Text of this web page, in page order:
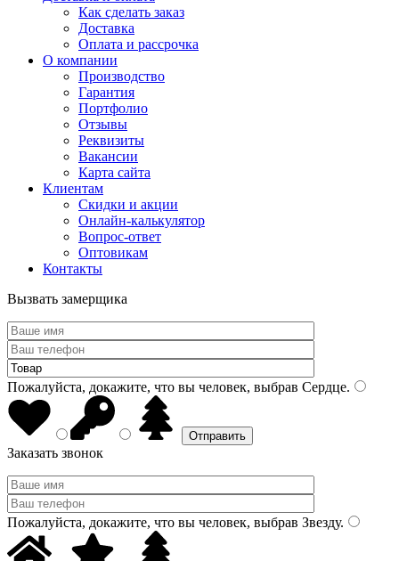
Как сделать заказ
Доставка
Оплата и рассрочка
О компании
Производство
Гарантия
Портфолио
Отзывы
Реквизиты
Вакансии
Карта сайта
Клиентам
Скидки и акции
Онлайн-калькулятор
Вопрос-ответ
Оптовикам
Контакты
Вызвать замерщика
Пожалуйста, докажите, что вы человек, выбрав Сердце.
Заказать звонок
Пожалуйста, докажите, что вы человек, выбрав Звезду.